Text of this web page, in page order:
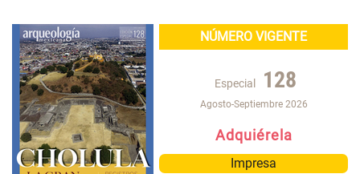
NÚMERO VIGENTE
Especial 128
Agosto-Septiembre 2026
Adquiérela
Impresa